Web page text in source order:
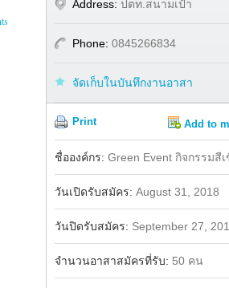
Address: ปตท.สนามเป้า
Phone: 0845266834
จัดเก็บในบันทึกงานอาสา
Print Add to
ชื่อองค์กร: Green Event กิจกรรมสีเ
วันเปิดรับสมัคร: August 31, 2018
วันปิดรับสมัคร: September 27,
จำนวนอาสาสมัครที่รับ: 50 คน